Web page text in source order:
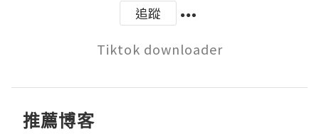
追蹤
Tiktok downloader
推薦博客